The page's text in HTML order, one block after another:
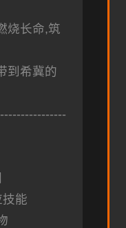
烧长命,筑
到希冀的
能